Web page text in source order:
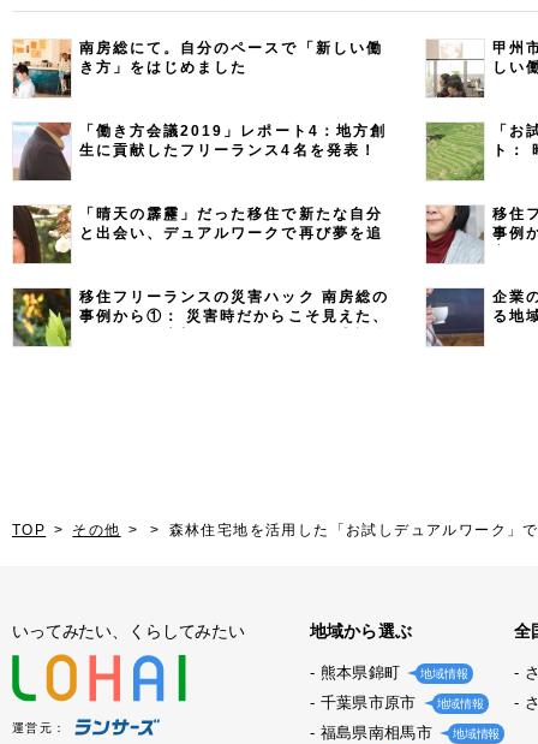
南房総にて。自分のペースで「新しい働
き方」をはじめました
甲州
しい
「働き方会議2019」レポート4：地方創
生に貢献したフリーランス4名を発表！
「お
ト：
ん）
「晴天の霹靂」だった移住で新たな自分
と出会い、デュアルワークで再び夢を追
移住
事例
移住フリーランスの災害ハック 南房総の
事例から①： 災害時だからこそ見えた、
企業
る地
TOP その他 森林住宅地を活用した「お試しデュアルワーク」
いってみたい、くらしてみたい
運営元：
地域から選ぶ
熊本県錦町 地域情報
千葉県市原市 地域情報
福島県南相馬市 地域情報
全